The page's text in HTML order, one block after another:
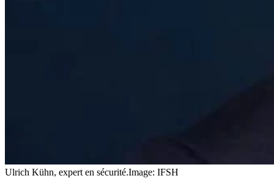
Ulrich Kühn, expert en sécurité.Image: IFSH